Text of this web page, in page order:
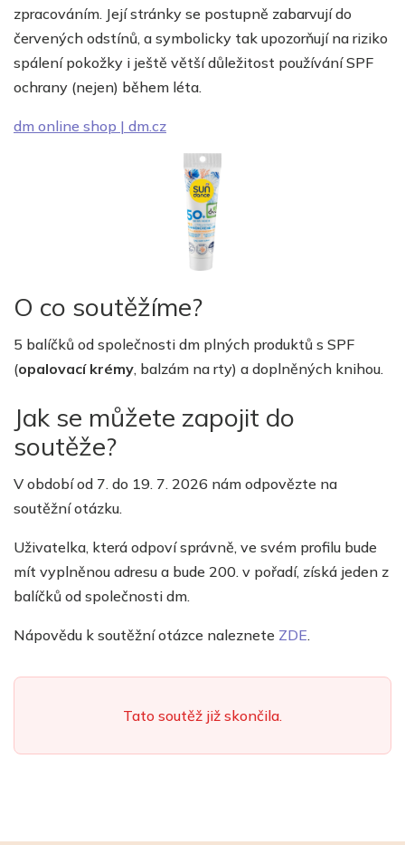
zpracováním. Její stránky se postupně zabarvují do
červených odstínů, a symbolicky tak upozorňují na riziko
spálení pokožky i ještě větší důležitost používání SPF
ochrany (nejen) během léta.
dm online shop | dm.cz
O co soutěžíme?
5 balíčků od společnosti dm plných produktů s SPF
(opalovací krémy, balzám na rty) a doplněných knihou.
Jak se můžete zapojit do
soutěže?
V období od 7. do 19. 7. 2026 nám odpovězte na
soutěžní otázku.
Uživatelka, která odpoví správně, ve svém profilu bude
mít vyplněnou adresu a bude 200. v pořadí, získá jeden z
balíčků od společnosti dm.
Nápovědu k soutěžní otázce naleznete ZDE.
Tato soutěž již skončila.